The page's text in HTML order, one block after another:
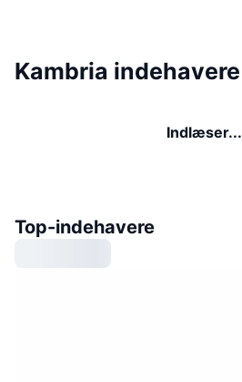
Kambria indehavere
Indlæser...
Top-indehavere